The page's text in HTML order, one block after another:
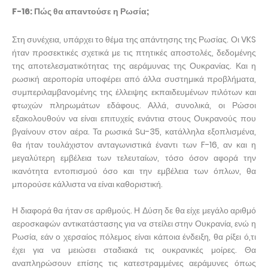
F-16: Πώς θα απαντούσε η Ρωσία;
Στη συνέχεια, υπάρχει το θέμα της απάντησης της Ρωσίας. Οι VKS
ήταν προσεκτικές σχετικά με τις πτητικές αποστολές, δεδομένης
της αποτελεσματικότητας της αεράμυνας της Ουκρανίας. Και η
ρωσική αεροπορία υποφέρει από άλλα συστημικά προβλήματα,
συμπεριλαμβανομένης της έλλειψης εκπαιδευμένων πιλότων και
φτωχών πληρωμάτων εδάφους. Αλλά, συνολικά, οι Ρώσοι
εξακολουθούν να είναι επιτυχείς ενάντια στους Ουκρανούς που
βγαίνουν στον αέρα. Τα ρωσικά Su-35, κατάλληλα εξοπλισμένα,
θα ήταν τουλάχιστον ανταγωνιστικά έναντι των F-16, αν και η
μεγαλύτερη εμβέλεια των τελευταίων, τόσο όσον αφορά την
ικανότητα εντοπισμού όσο και την εμβέλεια των όπλων, θα
μπορούσε κάλλιστα να είναι καθοριστική.
Η διαφορά θα ήταν σε αριθμούς. Η Δύση δε θα είχε μεγάλο αριθμό
αεροσκαφών αντικατάστασης για να στείλει στην Ουκρανία, ενώ η
Ρωσία, εάν ο χερσαίος πόλεμος είναι κάποια ένδειξη, θα ρίξει ό,τι
έχει για να μειώσει σταδιακά τις ουκρανικές μοίρες. Θα
αναπληρώσουν επίσης τις κατεστραμμένες αεράμυνες όπως